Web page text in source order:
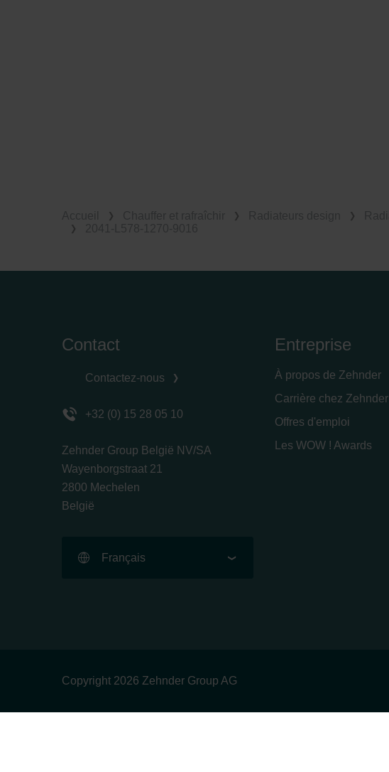
Contact
Contactez-nous
+32 (0) 15 28 05 10
Zehnder Group België NV/SA
Wayenborgstraat 21
2800 Mechelen
België
Français
Entreprise
À propos de Zehnder
Carrière chez Zehnder
Offres d'emploi
Les WOW ! Awards
Copyright 2026 Zehnder Group AG